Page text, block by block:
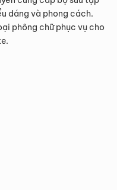
dáng và phong cách.
phông chữ phục vụ cho